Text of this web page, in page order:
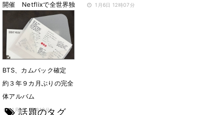
開催 Netflixで全世界独
2月3日 13時54分
1月6日 12時07分
BTS、カムバック確定
約３年９カ月ぶりの完全
体アルバム
1月1日 15時12分
話題のタグ